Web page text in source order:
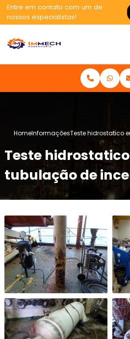
Entre em contato com um de
nossos especialistas!
HomeInformaçõesTeste hidrostatico
Teste
tubulação de